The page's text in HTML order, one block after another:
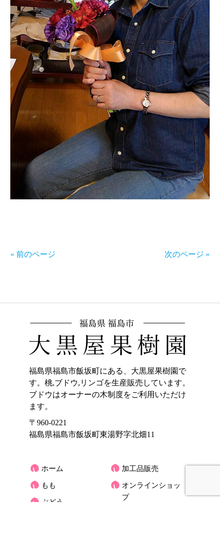
« 前のページ 次のページ »
福島県福島市飯坂町にある、大黒屋果樹園で
す。桃,ブドウ,リンゴを生産販売しています。
ブドウはオーナーの木制度をご利用いただけ
ます。
〒960-0221
福島県福島市飯坂町東湯野字北畑11
ホーム
もも
ぶどう
加工品販売
オンラインショッ
プ